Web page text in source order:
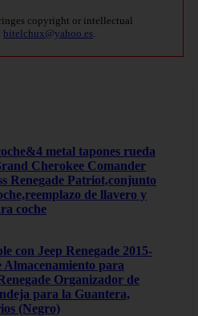
copyright or intellectual
bitelchux@yahoo.es
metal tapones rueda
Cherokee Comander
Renegade Patriot,conjunto
de llavero y
coche
con Jeep Renegade 2015-
Almacenamiento para
Organizador de
para la Guantera,
(Negro)